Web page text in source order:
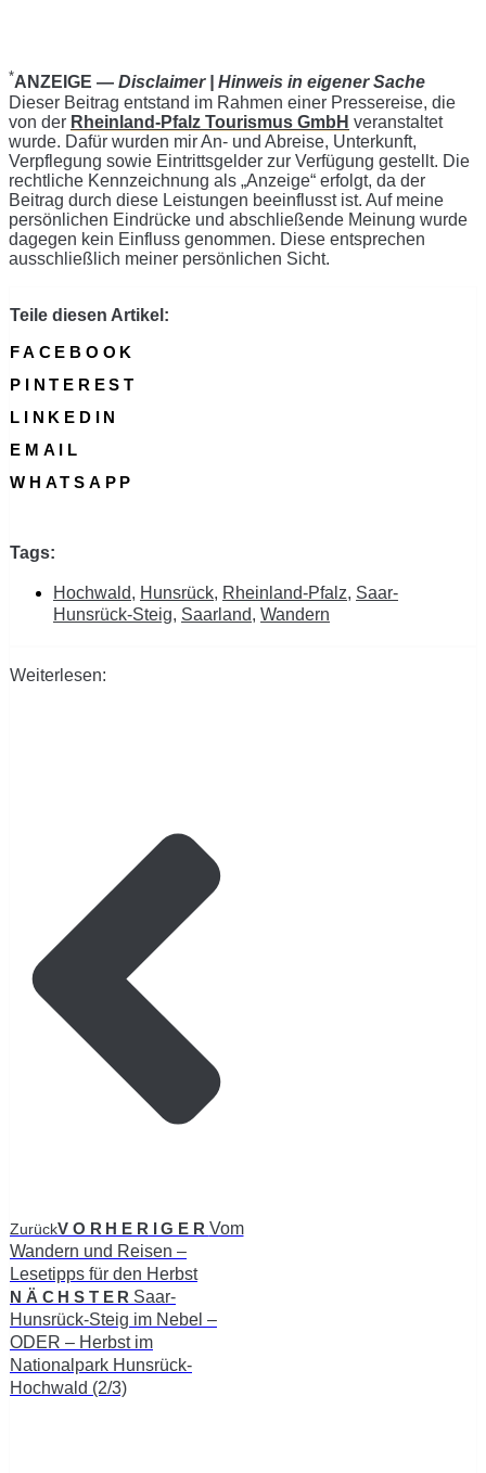
*ANZEIGE — Disclaimer | Hinweis in eigener Sache
Dieser Beitrag entstand im Rahmen einer Pressereise, die
von der Rheinland-Pfalz Tourismus GmbH veranstaltet
wurde. Dafür wurden mir An- und Abreise, Unterkunft,
Verpflegung sowie Eintrittsgelder zur Verfügung gestellt. Die
rechtliche Kennzeichnung als „Anzeige“ erfolgt, da der
Beitrag durch diese Leistungen beeinflusst ist. Auf meine
persönlichen Eindrücke und abschließende Meinung wurde
dagegen kein Einfluss genommen. Diese entsprechen
ausschließlich meiner persönlichen Sicht.
Teile diesen Artikel:
FACEBOOK
PINTEREST
LINKEDIN
EMAIL
WHATSAPP
Tags:
Hochwald, Hunsrück, Rheinland-Pfalz, Saar-
Hunsrück-Steig, Saarland, Wandern
Weiterlesen:
ZurückVORHERIGER Vom
Wandern und Reisen –
Lesetipps für den Herbst
NÄCHSTER Saar-
Hunsrück-Steig im Nebel –
ODER – Herbst im
Nationalpark Hunsrück-
Hochwald (2/3)